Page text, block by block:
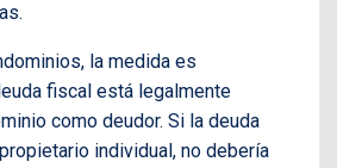
la medida es
fiscal está legalmente
como deudor. Si la deuda
individual, no debería